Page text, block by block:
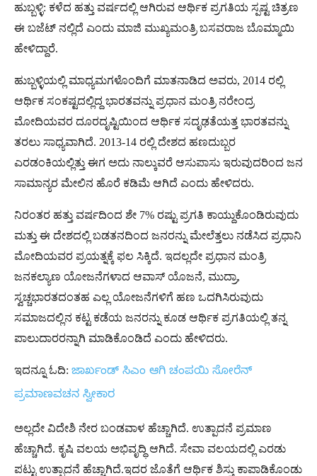
ಹುಬ್ಬಳ್ಳಿ: ಕಳೆದ ಹತ್ತು ವರ್ಷದಲ್ಲಿ ಆಗಿರುವ ಆರ್ಥಿಕ ಪ್ರಗತಿಯ ಸ್ಪಷ್ಟ ಚಿತ್ರಣ
ಈ ಬಜೆಟ್ ನಲ್ಲಿದೆ ಎಂದು ಮಾಜಿ ಮುಖ್ಯಮಂತ್ರಿ ಬಸವರಾಜ ಬೊಮ್ಮಾಯಿ
ಹೇಳಿದ್ದಾರೆ.
ಹುಬ್ಬಳ್ಳಿಯಲ್ಲಿ ಮಾಧ್ಯಮಗಳೊಂದಿಗೆ ಮಾತನಾಡಿದ ಅವರು, 2014 ರಲ್ಲಿ
ಆರ್ಥಿಕ ಸಂಕಷ್ಟದಲ್ಲಿದ್ದ ಭಾರತವನ್ನು ಪ್ರಧಾನ ಮಂತ್ರಿ ನರೇಂದ್ರ
ಮೋದಿಯವರ ದೂರದೃಷ್ಟಿಯಿಂದ ಆರ್ಥಿಕ ಸದೃಢತೆಯತ್ತ ಭಾರತವನ್ನು
ತರಲು ಸಾಧ್ಯವಾಗಿದೆ. 2013-14 ರಲ್ಲಿ ದೇಶದ ಹಣದುಬ್ಬರ
ಎರಡಂಕಿಯಲ್ಲಿತ್ತು ಈಗ ಅದು ನಾಲ್ಕುವರೆ ಆಸುಪಾಸು ಇರುವುದರಿಂದ ಜನ
ಸಾಮಾನ್ಯರ ಮೇಲಿನ ಹೊರೆ ಕಡಿಮೆ ಆಗಿದೆ ಎಂದು ಹೇಳಿದರು.
ನಿರಂತರ ಹತ್ತು ವರ್ಷದಿಂದ ಶೇ 7% ರಷ್ಟು ಪ್ರಗತಿ ಕಾಯ್ದುಕೊಂಡಿರುವುದು
ಮತ್ತು ಈ ದೇಶದಲ್ಲಿ ಬಡತನದಿಂದ ಜನರನ್ನು ಮೇಲೆತ್ತಲು ನಡೆಸಿದ ಪ್ರಧಾನಿ
ಮೋದಿಯವರ ಪ್ರಯತ್ನಕ್ಕೆ ಫಲ ಸಿಕ್ಕಿದೆ. ಇದಲ್ಲದೇ ಪ್ರಧಾನ ಮಂತ್ರಿ
ಜನಕಲ್ಯಾಣ ಯೋಜನೆಗಳಾದ ಆವಾಸ್ ಯೊಜನೆ, ಮುದ್ರಾ,
ಸ್ವಚ್ಚಭಾರತದಂತಹ ಎಲ್ಲ ಯೋಜನೆಗಳಿಗೆ ಹಣ ಒದಗಿಸಿರುವುದು
ಸಮಾಜದಲ್ಲಿನ ಕಟ್ಟ ಕಡೆಯ ಜನರನ್ನು ಕೂಡ ಆರ್ಥಿಕ ಪ್ರಗತಿಯಲ್ಲಿ ತನ್ನ
ಪಾಲುದಾರರನ್ನಾಗಿ ಮಾಡಿಕೊಂಡಿದೆ ಎಂದು ಹೇಳಿದರು.
ಇದನ್ನೂ ಓದಿ: ಜಾರ್ಖಂಡ್‌ ಸಿಎಂ ಆಗಿ ಚಂಪಯಿ ಸೋರೆನ್
ಪ್ರಮಾಣವಚನ ಸ್ವೀಕಾರ
ಅಲ್ಲದೇ ವಿದೇಶಿ ನೇರ ಬಂಡವಾಳ ಹೆಚ್ಚಾಗಿದೆ. ಉತ್ಪಾದನೆ ಪ್ರಮಾಣ
ಹೆಚ್ಚಾಗಿದೆ. ಕೃಷಿ ವಲಯ ಅಭಿವೃದ್ಧಿ ಆಗಿದೆ. ಸೇವಾ ವಲಯದಲ್ಲಿ ಎರಡು
ಪಟ್ಟು ಉತ್ಪಾದನೆ ಹೆಚ್ಚಾಗಿದೆ.‌ಇದರ ಜೊತೆಗೆ ಆರ್ಥಿಕ ಶಿಸ್ತು ಕಾಪಾಡಿಕೊಂಡು